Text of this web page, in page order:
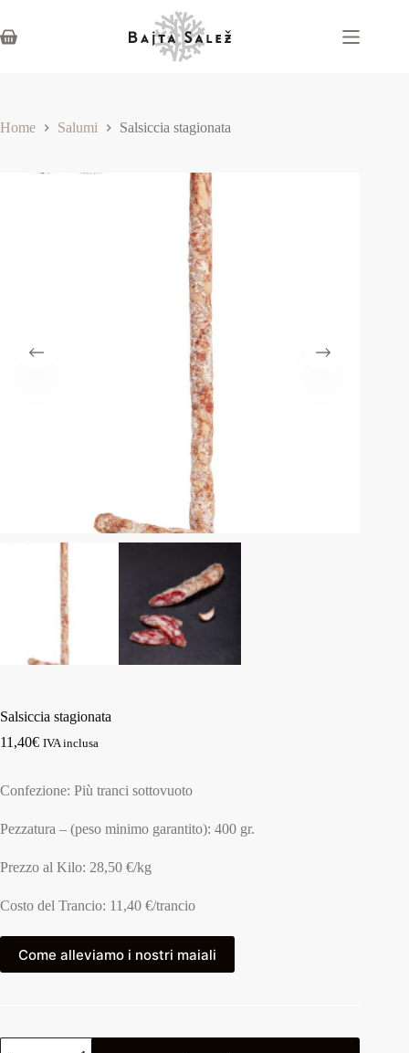
Home Salumi Salsiccia stagionata
Salsiccia stagionata
11,40€ IVA inclusa
Confezione: Più tranci sottovuoto
Pezzatura – (peso minimo garantito): 400 gr.
Prezzo al Kilo: 28,50 €/kg
Costo del Trancio: 11,40 €/trancio
Come alleviamo i nostri maiali